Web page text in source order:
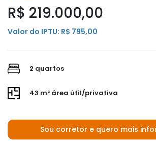
R$ 219.000,00
Valor do IPTU: R$ 795,00
2 quartos
43 m² área útil/privativa
Sou corretor e quero mais